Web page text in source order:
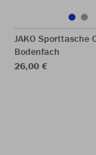
JAKO Sporttasche
Bodenfach
26,00 €